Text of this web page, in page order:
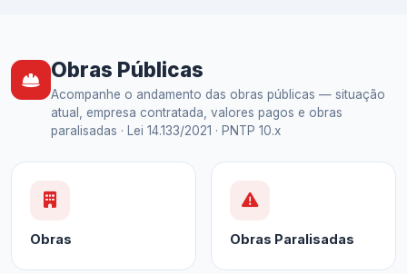
Obras Públicas
Acompanhe o andamento das obras públicas — situação
atual, empresa contratada, valores pagos e obras
paralisadas · Lei 14.133/2021 · PNTP 10.x
Obras Obras Paralisadas